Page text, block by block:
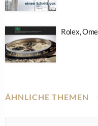
Rolex,
ÄHNLICHE THEMEN